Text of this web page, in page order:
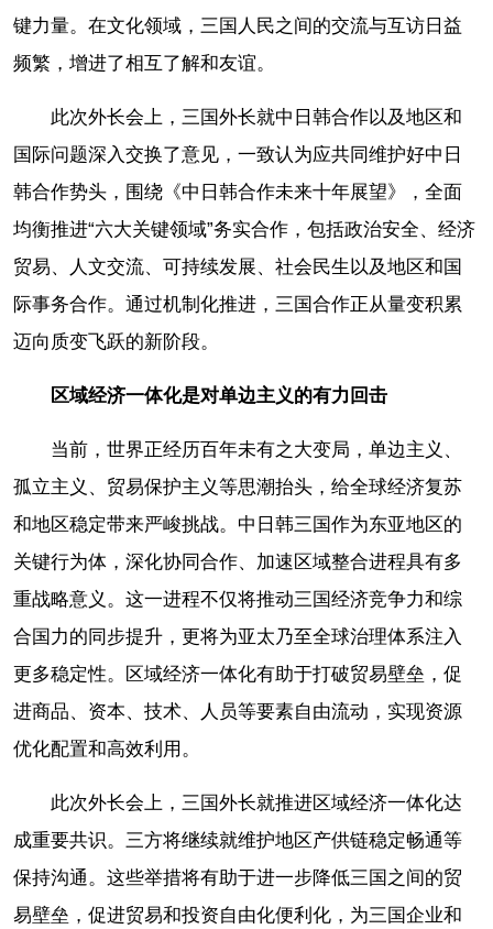
键力量。在文化领域，三国人民之间的交流与互访日益
频繁，增进了相互了解和友谊。
此次外长会上，三国外长就中日韩合作以及地区和
国际问题深入交换了意见，一致认为应共同维护好中日
韩合作势头，围绕《中日韩合作未来十年展望》，全面
均衡推进“六大关键领域”务实合作，包括政治安全、经济
贸易、人文交流、可持续发展、社会民生以及地区和国
际事务合作。通过机制化推进，三国合作正从量变积累
迈向质变飞跃的新阶段。
区域经济一体化是对单边主义的有力回击
当前，世界正经历百年未有之大变局，单边主义、
孤立主义、贸易保护主义等思潮抬头，给全球经济复苏
和地区稳定带来严峻挑战。中日韩三国作为东亚地区的
关键行为体，深化协同合作、加速区域整合进程具有多
重战略意义。这一进程不仅将推动三国经济竞争力和综
合国力的同步提升，更将为亚太乃至全球治理体系注入
更多稳定性。区域经济一体化有助于打破贸易壁垒，促
进商品、资本、技术、人员等要素自由流动，实现资源
优化配置和高效利用。
此次外长会上，三国外长就推进区域经济一体化达
成重要共识。三方将继续就维护地区产供链稳定畅通等
保持沟通。这些举措将有助于进一步降低三国之间的贸
易壁垒，促进贸易和投资自由化便利化，为三国企业和